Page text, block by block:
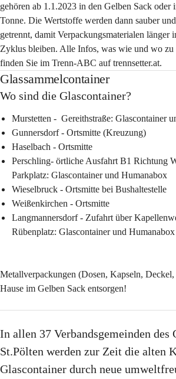
gehören ab 1.1.2023 in den Gelben Sack oder
Tonne. Die Wertstoffe werden dann sauber
getrennt, damit Verpackungsmaterialen länger
Zyklus bleiben. Alle Infos, was wie und wo zu
finden Sie im Trenn-ABC auf trennsetter.at.
Glassammelcontainer
Wo sind die Glascontainer?
Murstetten -  Gereithstraße: Glascontainer
Gunnersdorf - Ortsmitte (Kreuzung)
Haselbach - Ortsmitte
Perschling- örtliche Ausfahrt B1 Richtung
Parkplatz: Glascontainer und Humanabox
Wieselbruck - Ortsmitte bei Bushaltestelle
Weißenkirchen - Ortsmitte
Langmannersdorf - Zufahrt über
Rübenplatz: Glascontainer und Humanabox
Metallverpackungen (Dosen, Kapseln, Deckel,
Hause im Gelben Sack entsorgen!
In allen 37 Verbandsgemeinden des
St.Pölten werden zur Zeit die alten
Glascontainer durch neue